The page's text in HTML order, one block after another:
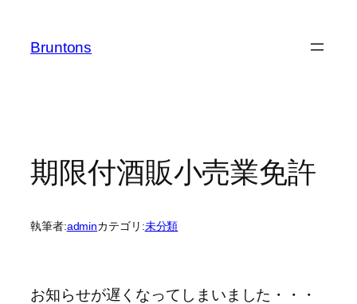
Bruntons
期限付酒販小売業免許
執筆者:adminカテゴリ:未分類
お知らせが遅くなってしまいました・・・